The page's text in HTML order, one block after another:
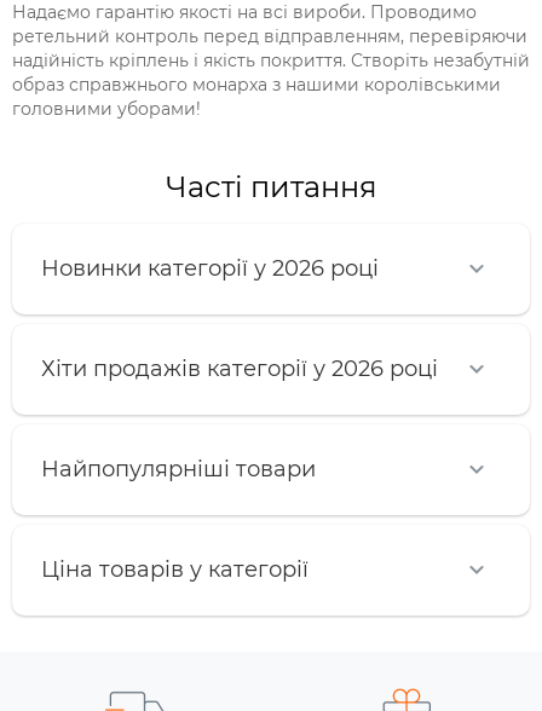
Надаємо гарантію якості на всі вироби. Проводимо
ретельний контроль перед відправленням, перевіряючи
надійність кріплень і якість покриття. Створіть незабутній
образ справжнього монарха з нашими королівськими
головними уборами!
Часті питання
Новинки категорії у 2026 році
Хіти продажів категорії у 2026 році
Найпопулярніші товари
Ціна товарів у категорії